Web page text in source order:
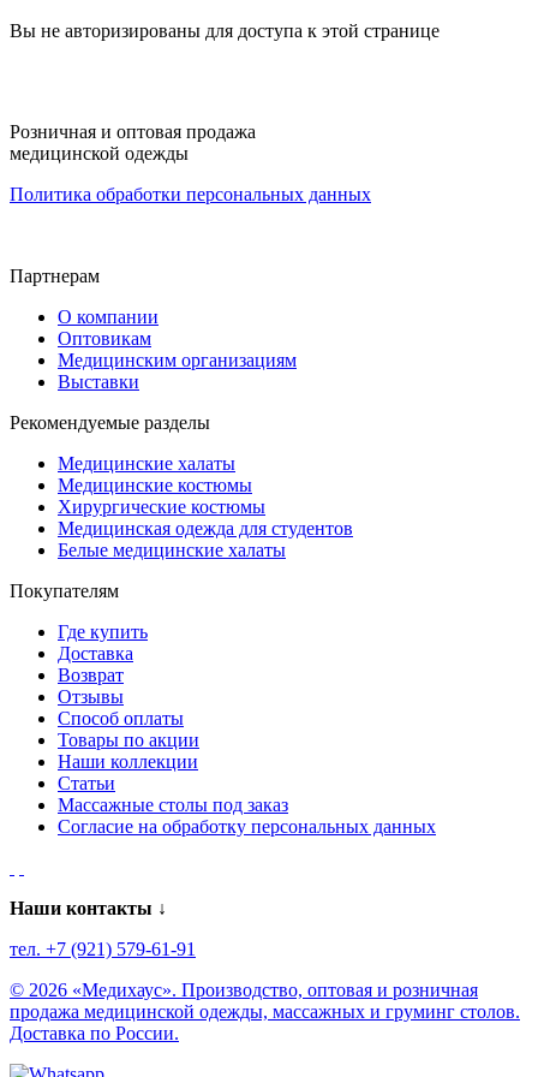
Вы не авторизированы для доступа к этой странице
Розничная и оптовая продажа
медицинской одежды
Политика обработки персональных данных
Партнерам
О компании
Оптовикам
Медицинским организациям
Выставки
Рекомендуемые разделы
Медицинские халаты
Медицинские костюмы
Хирургические костюмы
Медицинская одежда для студентов
Белые медицинские халаты
Покупателям
Где купить
Доставка
Возврат
Отзывы
Способ оплаты
Товары по акции
Наши коллекции
Статьи
Массажные столы под заказ
Согласие на обработку персональных данных
Наши контакты ↓
тел. +7 (921) 579-61-91
© 2026 «Медихаус». Производство, оптовая и розничная
продажа медицинской одежды, массажных и груминг столов.
Доставка по России.